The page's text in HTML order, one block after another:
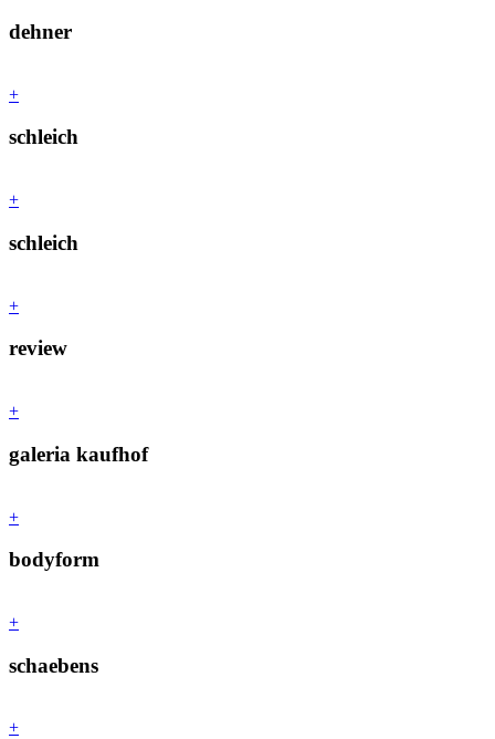
dehner
+
schleich
+
schleich
+
review
+
galeria kaufhof
+
bodyform
+
schaebens
+